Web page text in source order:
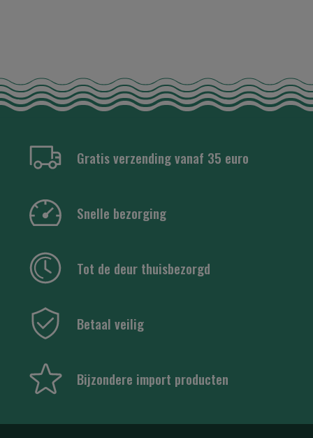
Gratis verzending vanaf 35 euro
Snelle bezorging
Tot de deur thuisbezorgd
Betaal veilig
Bijzondere import producten